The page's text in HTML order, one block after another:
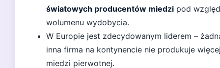
światowych producentów miedzi pod
wolumenu wydobycia.
W Europie jest zdecydowanym liderem –
inna firma na kontynencie nie produkuje
miedzi pierwotnej.